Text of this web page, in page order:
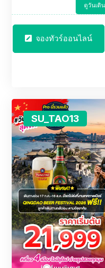
ดูวันเดิ
จองทัวร์ออนไลน์
SU_TAO13